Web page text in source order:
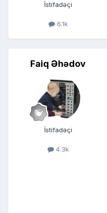
İstifadəçi
6.1k
Faiq Əhədov
İstifadəçi
4.3k